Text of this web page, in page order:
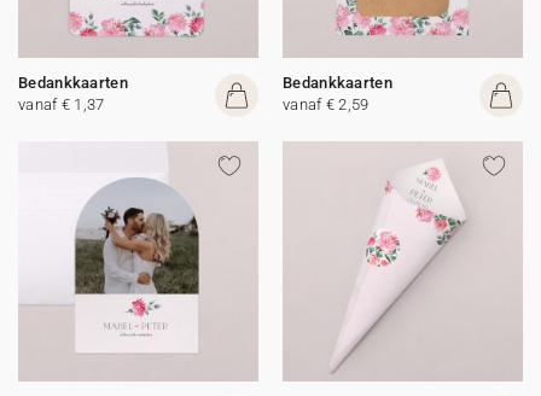
Bedankkaarten
vanaf € 1,37
Bedankkaarten
vanaf € 2,59